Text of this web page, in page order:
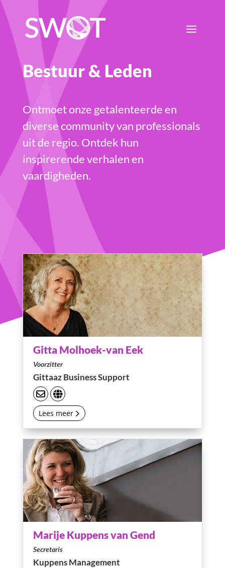
Bestuur & Leden
Ontmoet onze getalenteerde en
diverse community van professionals
uit de regio. Ontdek hun
inspirerende verhalen en
vaardigheden.
Gitta Molhoek-van Eek
Voorzitter
Gittaaz Business Support
Lees meer
Marije Kuppens van Gend
Secretaris
Kuppens Management